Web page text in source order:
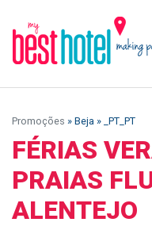
Promoções » Beja » _PT_PT
FÉRIAS
PRAIAS
ALENTEJO